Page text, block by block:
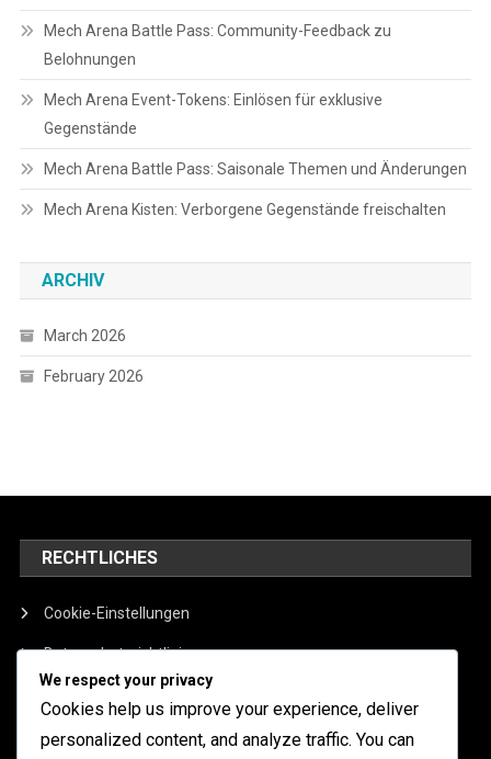
Mech Arena Battle Pass: Community-Feedback zu
Belohnungen
Mech Arena Event-Tokens: Einlösen für exklusive
Gegenstände
Mech Arena Battle Pass: Saisonale Themen und Änderungen
Mech Arena Kisten: Verborgene Gegenstände freischalten
ARCHIV
March 2026
February 2026
RECHTLICHES
Cookie-Einstellungen
Datenschutzrichtlinie
Allgemeine Geschäftsbedingungen
Über
We respect your privacy
Cookies help us improve your experience, deliver
personalized content, and analyze traffic. You can